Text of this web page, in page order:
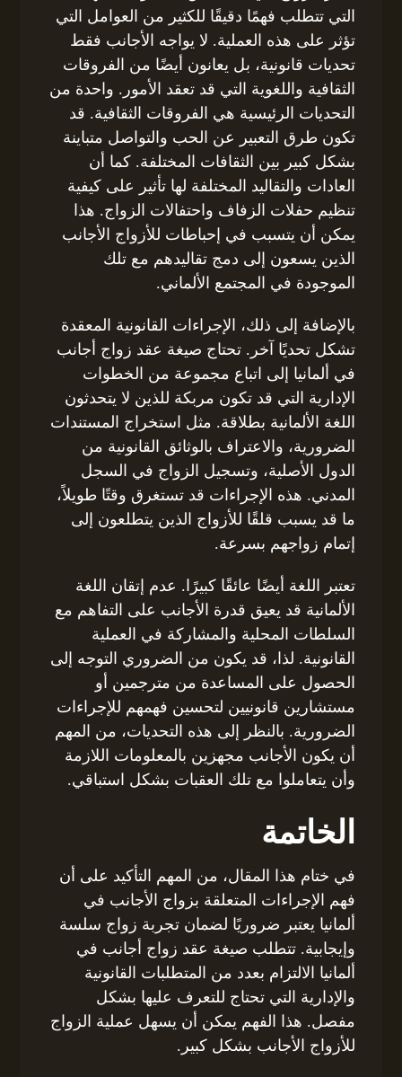
التي تتطلب فهمًا دقيقًا للكثير من العوامل التي
تؤثر على هذه العملية. لا يواجه الأجانب فقط
تحديات قانونية، بل يعانون أيضًا من الفروقات
الثقافية واللغوية التي قد تعقد الأمور. واحدة من
التحديات الرئيسية هي الفروقات الثقافية. قد
تكون طرق التعبير عن الحب والتواصل متباينة
بشكل كبير بين الثقافات المختلفة. كما أن
العادات والتقاليد المختلفة لها تأثير على كيفية
تنظيم حفلات الزفاف واحتفالات الزواج. هذا
يمكن أن يتسبب في إحباطات للأزواج الأجانب
الذين يسعون إلى دمج تقاليدهم مع تلك
الموجودة في المجتمع الألماني.
بالإضافة إلى ذلك، الإجراءات القانونية المعقدة
تشكل تحديًا آخر. تحتاج صيغة عقد زواج أجانب
في ألمانيا إلى اتباع مجموعة من الخطوات
الإدارية التي قد تكون مربكة للذين لا يتحدثون
اللغة الألمانية بطلاقة. مثل استخراج المستندات
الضرورية، والاعتراف بالوثائق القانونية من
الدول الأصلية، وتسجيل الزواج في السجل
المدني. هذه الإجراءات قد تستغرق وقتًا طويلاً،
ما قد يسبب قلقًا للأزواج الذين يتطلعون إلى
إتمام زواجهم بسرعة.
تعتبر اللغة أيضًا عائقًا كبيرًا. عدم إتقان اللغة
الألمانية قد يعيق قدرة الأجانب على التفاهم مع
السلطات المحلية والمشاركة في العملية
القانونية. لذا، قد يكون من الضروري التوجه إلى
الحصول على المساعدة من مترجمين أو
مستشارين قانونيين لتحسين فهمهم للإجراءات
الضرورية. بالنظر إلى هذه التحديات، من المهم
أن يكون الأجانب مجهزين بالمعلومات اللازمة
وأن يتعاملوا مع تلك العقبات بشكل استباقي.
الخاتمة
في ختام هذا المقال، من المهم التأكيد على أن
فهم الإجراءات المتعلقة بزواج الأجانب في
ألمانيا يعتبر ضروريًا لضمان تجربة زواج سلسة
وإيجابية. تتطلب صيغة عقد زواج أجانب في
ألمانيا الالتزام بعدد من المتطلبات القانونية
والإدارية التي تحتاج للتعرف عليها بشكل
مفصل. هذا الفهم يمكن أن يسهل عملية الزواج
للأزواج الأجانب بشكل كبير.